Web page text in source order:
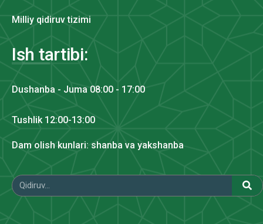
Milliy qidiruv tizimi
Ish tartibi:
Dushanba - Juma 08:00 - 17:00
Tushlik 12:00-13:00
Dam olish kunlari: shanba va yakshanba